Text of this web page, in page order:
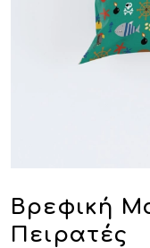
Βρεφική
Πειρατές